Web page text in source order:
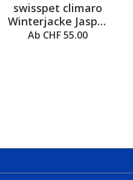
swisspet climaro
Winterjacke Jasper
für Hunde
Ab CHF 55.00